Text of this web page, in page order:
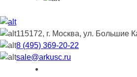
115172, г. Москва, ул. Большие
8 (495) 369-20-22
sale@arkusc.ru